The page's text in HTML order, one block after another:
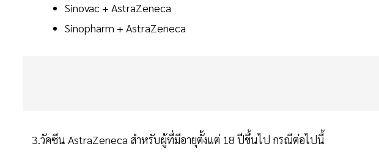
Sinovac + AstraZeneca
Sinopharm + AstraZeneca
3.วัคซีน AstraZeneca สำหรับผู้ที่มีอายุตั้งแต่ 18 ปีขึ้นไป กรณีต่อไปนี้